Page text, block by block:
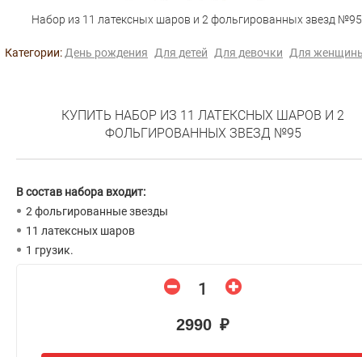
Набор из 11 латексных шаров и 2 фольгированных звезд №95
Категории: День рождения Для детей Для девочки Для
КУПИТЬ НАБОР ИЗ 11 ЛАТЕКСНЫХ ШАРОВ И 2
ФОЛЬГИРОВАННЫХ ЗВЕЗД №95
В состав набора входит:
2 фольгированные звезды
11 латексных шаров
1 грузик.
2990 ₽